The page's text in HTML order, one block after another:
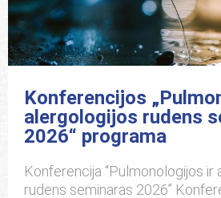
Konferencijos
alergologijos rudens
2026“ programa
Konferencija “Pulmonologijos ir
rudens seminaras 2026”